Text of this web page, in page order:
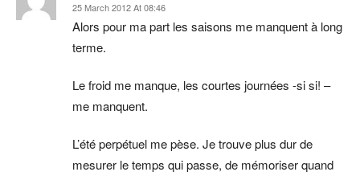
25 March 2012 At 08:46
Alors pour ma part les saisons me manquent à long
terme.
Le froid me manque, les courtes journées -si si! –
me manquent.
L’été perpétuel me pèse. Je trouve plus dur de
mesurer le temps qui passe, de mémoriser quand